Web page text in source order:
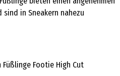
in Sneakern nahezu
Füßlinge Footie High Cut